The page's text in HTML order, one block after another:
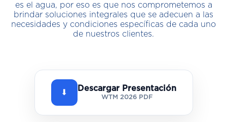
es el agua, por eso es que nos comprometemos a
brindar soluciones integrales que se adecuen a las
necesidades y condiciones específicas de cada uno
de nuestros clientes.
⬇ Descargar Presentación
WTM 2026 PDF